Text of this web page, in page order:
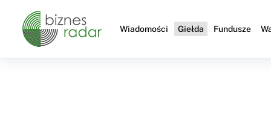
Wiadomości Giełda Fundusze